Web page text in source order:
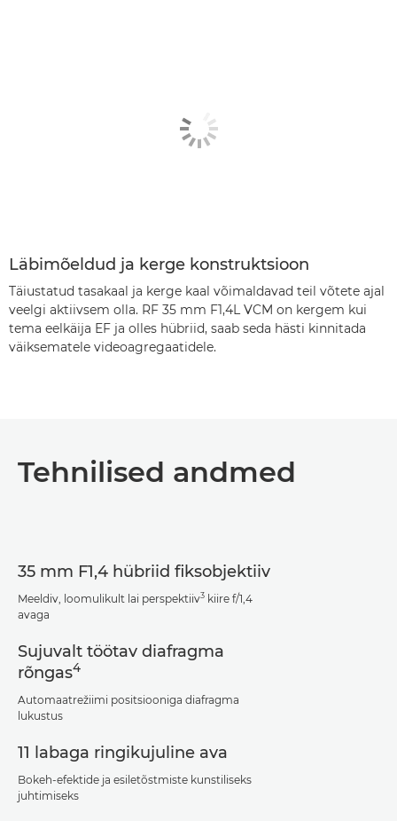
Läbimõeldud ja kerge konstruktsioon
Täiustatud tasakaal ja kerge kaal võimaldavad teil võtete ajal
veelgi aktiivsem olla. RF 35 mm F1,4L VCM on kergem kui
tema eelkäija EF ja olles hübriid, saab seda hästi kinnitada
väiksematele videoagregaatidele.
Tehnilised andmed
35 mm F1,4 hübriid fiksobjektiiv
Meeldiv, loomulikult lai perspektiiv3 kiire f/1,4
avaga
Sujuvalt töötav diafragma
rõngas4
Automaatrežiimi positsiooniga diafragma
lukustus
11 labaga ringikujuline ava
Bokeh-efektide ja esiletõstmiste kunstiliseks
juhtimiseks